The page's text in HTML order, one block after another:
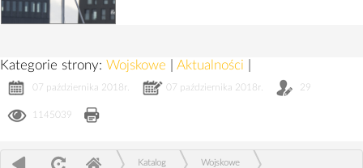
Kategorie strony: Wojskowe Aktualności
07 października 2018r. 07 października 2018r. 29
1145039
Katalog Wojskowe